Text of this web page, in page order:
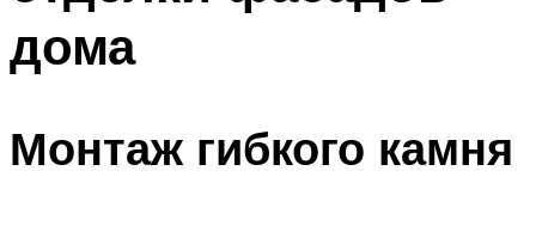
дома
Монтаж гибкого камня